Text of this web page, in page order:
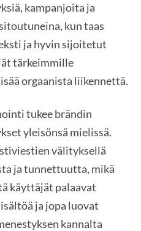
kampanjoita ja
kun taas
ja hyvin sijoitetut
tärkeimmille
orgaanista liikennettä.
tukee brändin
yleisönsä mielissä.
välityksellä
ja tunnettuutta, mikä
käyttäjät palaavat
ja jopa luovat
kannalta